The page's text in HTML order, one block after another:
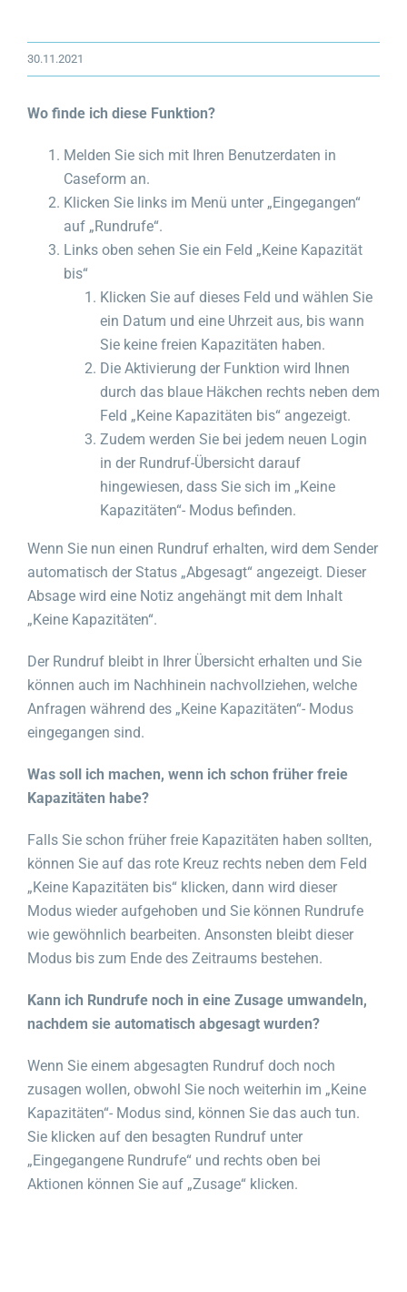
30.11.2021
Wo finde ich diese Funktion?
Melden Sie sich mit Ihren Benutzerdaten in
Caseform an.
Klicken Sie links im Menü unter „Eingegangen“
auf „Rundrufe“.
Links oben sehen Sie ein Feld „Keine Kapazität
bis“
Klicken Sie auf dieses Feld und wählen Sie
ein Datum und eine Uhrzeit aus, bis wann
Sie keine freien Kapazitäten haben.
Die Aktivierung der Funktion wird Ihnen
durch das blaue Häkchen rechts neben dem
Feld „Keine Kapazitäten bis“ angezeigt.
Zudem werden Sie bei jedem neuen Login
in der Rundruf-Übersicht darauf
hingewiesen, dass Sie sich im „Keine
Kapazitäten“- Modus befinden.
Wenn Sie nun einen Rundruf erhalten, wird dem Sender
automatisch der Status „Abgesagt“ angezeigt. Dieser
Absage wird eine Notiz angehängt mit dem Inhalt
„Keine Kapazitäten“.
Der Rundruf bleibt in Ihrer Übersicht erhalten und Sie
können auch im Nachhinein nachvollziehen, welche
Anfragen während des „Keine Kapazitäten“- Modus
eingegangen sind.
Was soll ich machen, wenn ich schon früher freie
Kapazitäten habe?
Falls Sie schon früher freie Kapazitäten haben sollten,
können Sie auf das rote Kreuz rechts neben dem Feld
„Keine Kapazitäten bis“ klicken, dann wird dieser
Modus wieder aufgehoben und Sie können Rundrufe
wie gewöhnlich bearbeiten. Ansonsten bleibt dieser
Modus bis zum Ende des Zeitraums bestehen.
Kann ich Rundrufe noch in eine Zusage umwandeln,
nachdem sie automatisch abgesagt wurden?
Wenn Sie einem abgesagten Rundruf doch noch
zusagen wollen, obwohl Sie noch weiterhin im „Keine
Kapazitäten“- Modus sind, können Sie das auch tun.
Sie klicken auf den besagten Rundruf unter
„Eingegangene Rundrufe“ und rechts oben bei
Aktionen können Sie auf „Zusage“ klicken.